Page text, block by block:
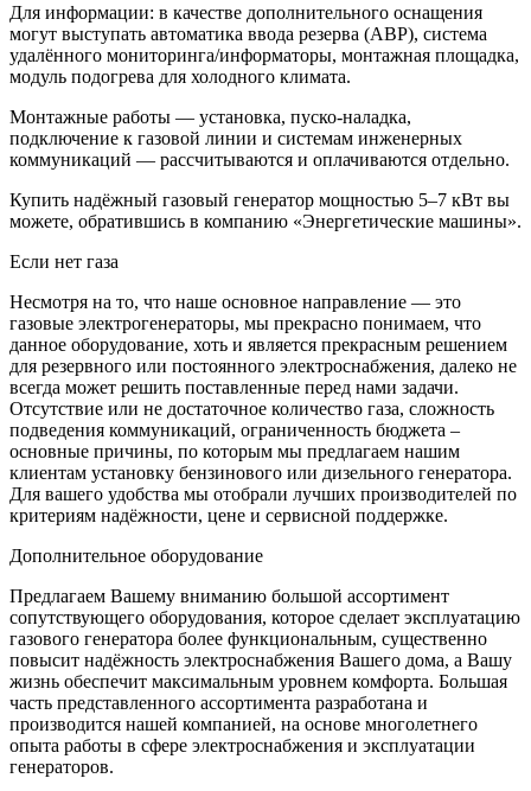
Для информации: в качестве дополнительного оснащения
могут выступать автоматика ввода резерва (АВР), система
удалённого мониторинга/информаторы, монтажная площадка,
модуль подогрева для холодного климата.
Монтажные работы — установка, пуско-наладка,
подключение к газовой линии и системам инженерных
коммуникаций — рассчитываются и оплачиваются отдельно.
Купить надёжный газовый генератор мощностью 5–7 кВт вы
можете, обратившись в компанию «Энергетические машины».
Если нет газа
Несмотря на то, что наше основное направление — это
газовые электрогенераторы, мы прекрасно понимаем, что
данное оборудование, хоть и является прекрасным решением
для резервного или постоянного электроснабжения, далеко не
всегда может решить поставленные перед нами задачи.
Отсутствие или не достаточное количество газа, сложность
подведения коммуникаций, ограниченность бюджета –
основные причины, по которым мы предлагаем нашим
клиентам установку бензинового или дизельного генератора.
Для вашего удобства мы отобрали лучших производителей по
критериям надёжности, цене и сервисной поддержке.
Дополнительное оборудование
Предлагаем Вашему вниманию большой ассортимент
сопутствующего оборудования, которое сделает эксплуатацию
газового генератора более функциональным, существенно
повысит надёжность электроснабжения Вашего дома, а Вашу
жизнь обеспечит максимальным уровнем комфорта. Большая
часть представленного ассортимента разработана и
производится нашей компанией, на основе многолетнего
опыта работы в сфере электроснабжения и эксплуатации
генераторов.